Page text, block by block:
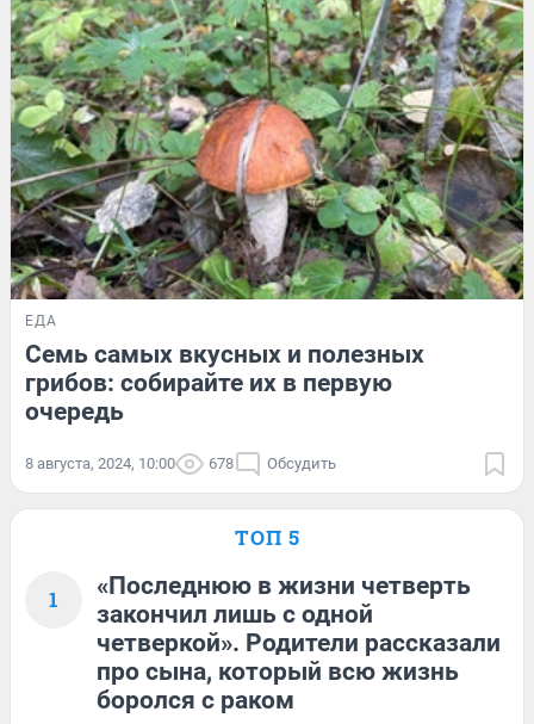
ЕДА
Семь самых вкусных и полезных
грибов: собирайте их в первую
очередь
8 августа, 2024, 10:00 678 Обсудить
ТОП 5
1
«Последнюю в жизни четверть
закончил лишь с одной
четверкой». Родители рассказали
про сына, который всю жизнь
боролся с раком